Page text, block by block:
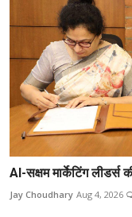
AI-सक्षम मार्केटिंग लीडर्स
Jay Choudhary Aug 4, 2026